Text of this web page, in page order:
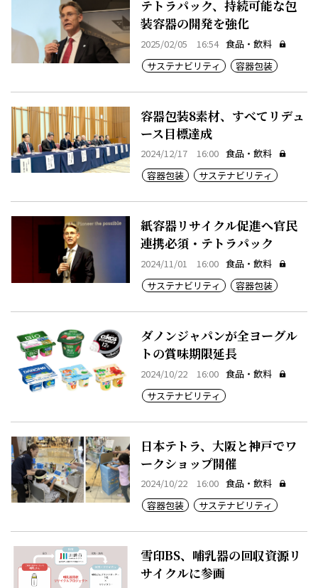
テトラパック、持続可能な包
装容器の開発を強化
2025/02/05 16:54 食品・飲料
サステナビリティ
容器包装
容器包装8素材、すべてリデュ
ース目標達成
2024/12/17 16:00 食品・飲料
容器包装
サステナビリティ
紙容器リサイクル促進へ官民
連携必須・テトラパック
2024/11/01 16:00 食品・飲料
サステナビリティ
容器包装
ダノンジャパンが全ヨーグル
トの賞味期限延長
2024/10/22 16:00 食品・飲料
サステナビリティ
日本テトラ、大阪と神戸でワ
ークショップ開催
2024/10/22 16:00 食品・飲料
容器包装
サステナビリティ
雪印BS、哺乳器の回収資源リ
サイクルに参画